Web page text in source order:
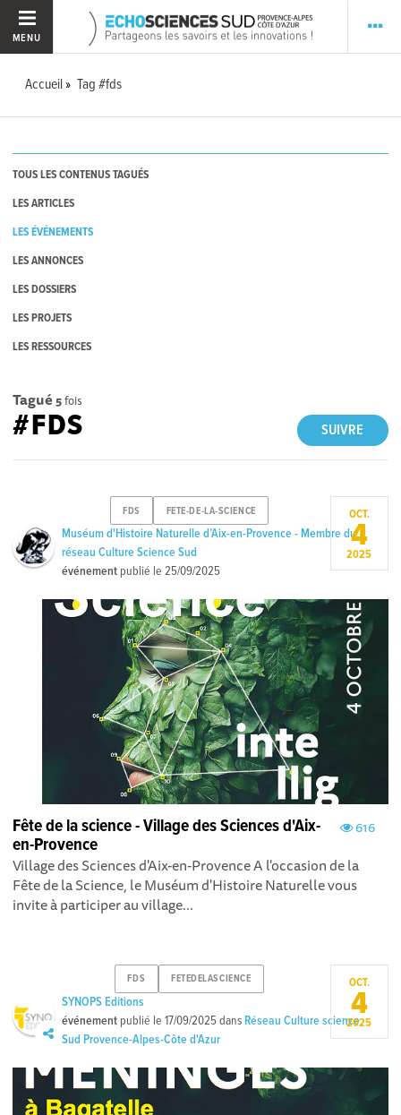
MENU
Accueil Tag #fds
TOUS LES CONTENUS TAGUÉS
LES ARTICLES
LES ÉVÉNEMENTS
LES ANNONCES
LES DOSSIERS
LES PROJETS
LES RESSOURCES
Tagué 5fois
SUIVRE
#FDS
FDS FETE-DE-LA-SCIENCE
Muséum d'Histoire Naturelle d’Aix-en-Provence - Membre du
réseau Culture Science Sud
événement publié le25/09/2025
OCT.
4
2025
616
Fête de la science - Village des Sciences d'Aix-
en-Provence
Village des Sciences d'Aix-en-Provence A l'occasion de la
Fête de la Science, le Muséum d'Histoire Naturelle vous
invite à participer au village...
FDS FETEDELASCIENCE
SYNOPS Editions
événement publié le17/09/2025dans Réseau Culture science
Sud Provence-Alpes-Côte d'Azur
OCT.
4
2025